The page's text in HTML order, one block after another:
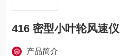
416 密型小叶轮风速仪
产品简介